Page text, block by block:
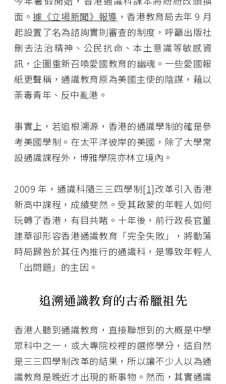
面。據《立場新聞》報導 ，香港教育局去年 9 月
起設置了名為諮詢實則審查的制度，呼籲出版社
刪去法治精神、公民抗命、本土意識等敏感資
訊，企圖重新召喚愛國教育的幽魂。一些愛國報
紙更聲稱，通識教育原為美國主使的陰謀，藉以
荼毒青年、反中亂港。
事實上，若追根溯源，香港的通識學制的確是參
考美國學制。在太平洋彼岸的美國，除了大學常
設通識課程外，博雅學院亦林立境內。
2009 年，通識科隨三三四學制[1]改革引入香港
新高中課程，成績斐然。受其啟蒙的年輕人如何
玩轉了香港，有目共睹。十年後，前行政長官董
建華卻形容香港通識教育「完全失敗」，將動蕩
時局歸咎於其任內推行的通識科，是導致年輕人
「出問題」的主因。
追溯通識教育的古希臘祖先
香港人聽到通識教育，直接聯想到的大概是中學
眾科中之一，或大專院校裡的選修學分，這自然
是三三四學制改革的結果，所以讓不少人以為通
識教育是晚近才出現的新事物。然而，其實通識